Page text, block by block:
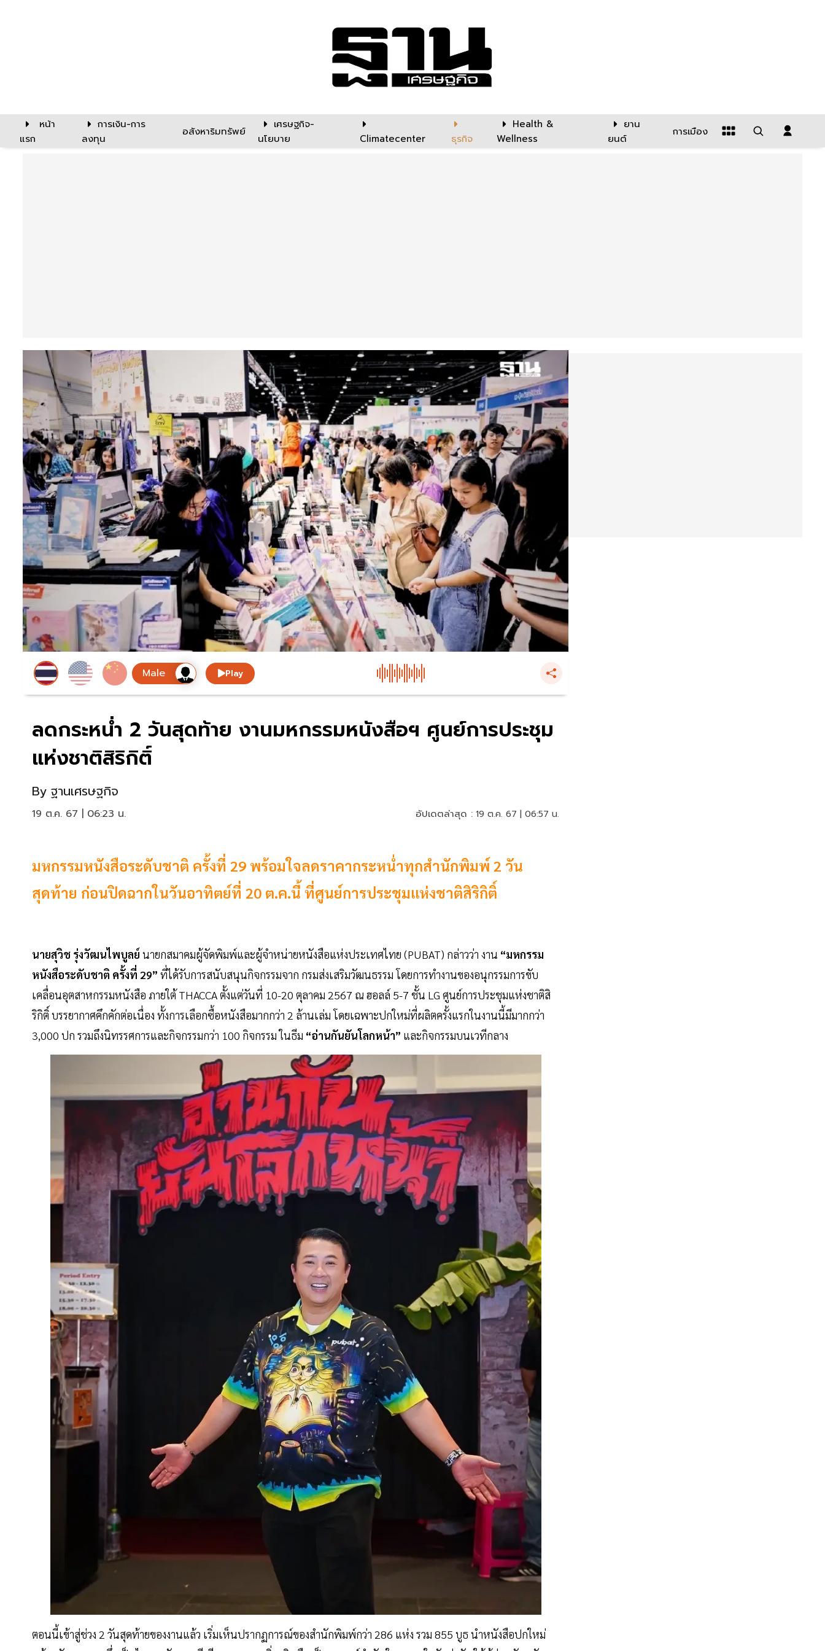
หน้า
แรก
การเงิน-การ
ลงทุน
อสังหาริมทรัพย์
เศรษฐกิจ-
นโยบาย
Climatecenter ธุรกิจ
Health &
Wellness
ยาน
ยนต์
การเมือง
Play
ลดกระหน่ำ 2 วันสุดท้าย งานมหกรรมหนังสือฯ ศูนย์การประชุม
แห่งชาติสิริกิติ์
By ฐานเศรษฐกิจ
19 ต.ค. 67 | 06:23 น. อัปเดตล่าสุด : 19 ต.ค. 67 | 06:57 น.
มหกรรมหนังสือระดับชาติ ครั้งที่ 29 พร้อมใจลดราคากระหน่ำทุกสำนักพิมพ์ 2 วัน
สุดท้าย ก่อนปิดฉากในวันอาทิตย์ที่ 20 ต.ค.นี้ ที่ศูนย์การประชุมแห่งชาติสิริกิติ์
นายสุวิช รุ่งวัฒนไพบูลย์ นายกสมาคมผู้จัดพิมพ์และผู้จำหน่ายหนังสือแห่งประเทศไทย (PUBAT) กล่าวว่า งาน “มหกรรม
หนังสือระดับชาติ ครั้งที่ 29” ที่ได้รับการสนับสนุนกิจกรรมจาก กรมส่งเสริมวัฒนธรรม โดยการทำงานของอนุกรรมการขับ
เคลื่อนอุตสาหกรรมหนังสือ ภายใต้ THACCA ตั้งแต่วันที่ 10-20 ตุลาคม 2567 ณ ฮอลล์ 5-7 ชั้น LG ศูนย์การประชุมแห่งชาติสิ
ริกิติ์ บรรยากาศคึกคักต่อเนื่อง ทั้งการเลือกซื้อหนังสือมากกว่า 2 ล้านเล่ม โดยเฉพาะปกใหม่ที่ผลิตครั้งแรกในงานนี้มีมากกว่า
3,000 ปก รวมถึงนิทรรศการและกิจกรรมกว่า 100 กิจกรรม ในธีม “อ่านกันยันโลกหน้า” และกิจกรรมบนเวทีกลาง
ตอนนี้เข้าสู่ช่วง 2 วันสุดท้ายของงานแล้ว เริ่มเห็นปรากฏการณ์ของสำนักพิมพ์กว่า 286 แห่ง รวม 855 บูธ นำหนังสือปกใหม่